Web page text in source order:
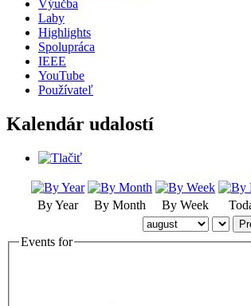
Výučba
Laby
Highlights
Spolupráca
IEEE
YouTube
Používateľ
Kalendár udalostí
By Year By Month By Week
Events for